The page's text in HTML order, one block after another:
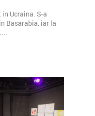
Ucraina. S-a
Basarabia, iar la